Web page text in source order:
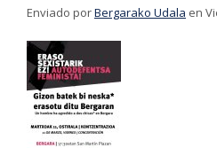
Enviado porBergarako Udala en